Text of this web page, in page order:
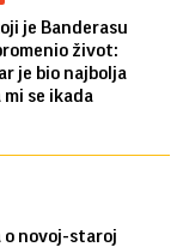
je Banderasu
život:
je bio najbolja
se ikada
o novoj-staroj